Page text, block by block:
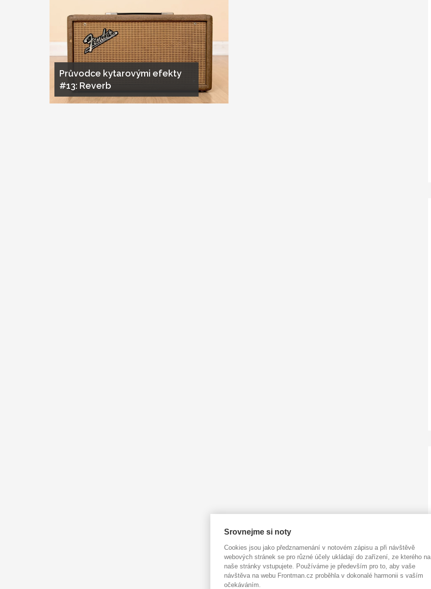
Průvodce kytarovými efekty
#13: Reverb
Srovnejme si noty
Cookies jsou jako předznamenání v notovém zápisu a při návštěvě
webových stránek se pro různé účely ukládají do zařízení, ze kterého na
naše stránky vstupujete. Používáme je především pro to, aby vaše
návštěva na webu Frontman.cz proběhla v dokonalé harmonii s vaším
očekáváním.